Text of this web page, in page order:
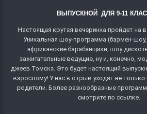
ВЫПУСКНОЙ ДЛЯ 9-11
Настоящая крутая вечеринка пройдет на
Уникальная шоу-программа (бармен-
африканские барабанщики, шоу
зажигательные ведущие, ну и, конечно,
джеев Томска. Это будет настоящий
взрослому! У нас в отрыв уходят не только
родители. Более разнообразные
смотрите по ссылке.